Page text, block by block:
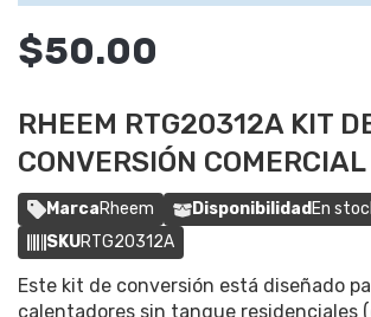
$50.00
RHEEM RTG20312A KIT
CONVERSIÓN COMERCIAL
MarcaRheem DisponibilidadEn
SKURTG20312A
Este kit de conversión está diseñado
calentadores sin tanque residenciales